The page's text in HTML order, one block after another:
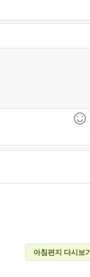
아침편지 다시보